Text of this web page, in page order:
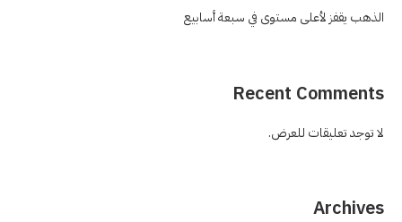
الذهب يقفز لأعلى مستوى في سبعة أسابيع
Recent Comments
لا توجد تعليقات للعرض.
Archives